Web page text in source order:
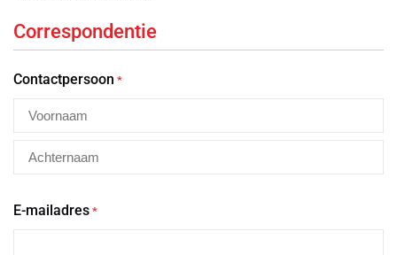
Correspondentie
Contactpersoon *
E-mailadres *